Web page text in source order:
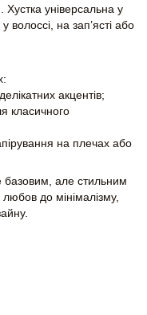
універсальна у
волоссі, на зап’ясті або
акцентів;
класичного
на плечах або
базовим, але стильним
до мінімалізму,